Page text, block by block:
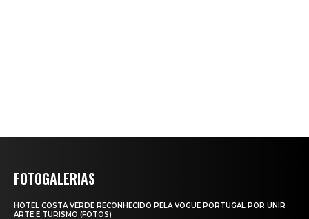
FOTOGALERIAS
HOTEL COSTA VERDE RECONHECIDO PELA VOGUE PORTUGAL POR UNIR
ARTE E TURISMO (FOTOS)